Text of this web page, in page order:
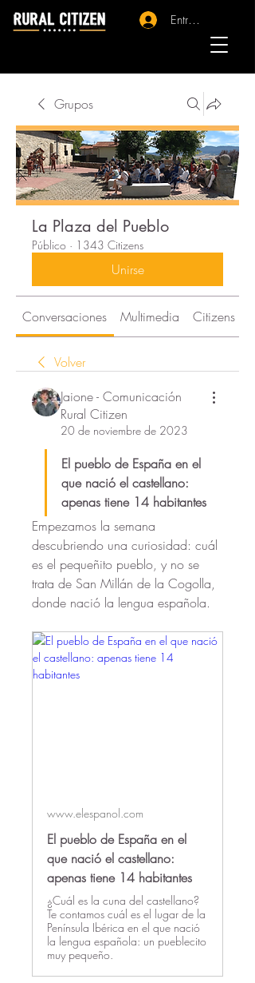
Entrar - Registro
Grupos
La Plaza del Pueblo
Público · 1343 Citizens
Unirse
Conversaciones Multimedia Citizens
Volver
Jaione - Comunicación
Rural Citizen
20 de noviembre de 2023
El pueblo de España en el
que nació el castellano:
apenas tiene 14 habitantes
Empezamos la semana
descubriendo una curiosidad: cuál
es el pequeñito pueblo, y no se
trata de San Millán de la Cogolla,
donde nació la lengua española.
www.elespanol.com
El pueblo de España en el
que nació el castellano:
apenas tiene 14 habitantes
¿Cuál es la cuna del castellano?
Te contamos cuál es el lugar de la
Península Ibérica en el que nació
la lengua española: un pueblecito
muy pequeño.